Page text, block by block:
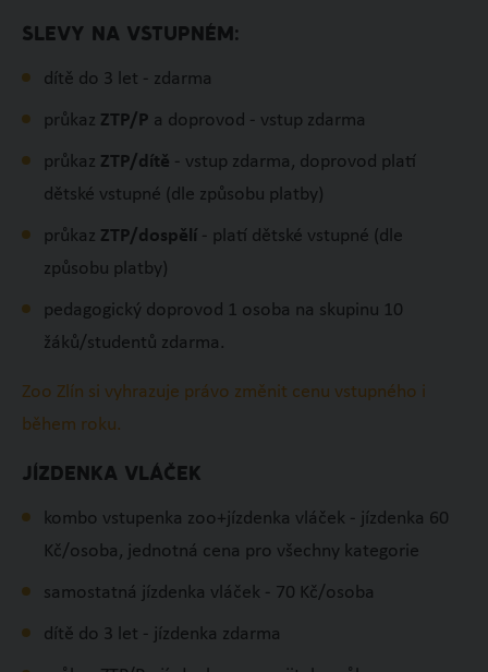
SLEVY NA VSTUPNÉM:
dítě do 3 let - zdarma
průkaz ZTP/P a doprovod - vstup zdarma
průkaz ZTP/dítě - vstup zdarma, doprovod platí
dětské vstupné (dle způsobu platby)
průkaz ZTP/dospělí- platí dětské vstupné (dle
způsobu platby)
pedagogický doprovod 1 osoba na skupinu 10
žáků/studentů zdarma.
Zoo Zlín si vyhrazuje právo změnit cenu vstupného i
během roku.
JÍZDENKA VLÁČEK
kombo vstupenka zoo+jízdenka vláček - jízdenka 60
Kč/osoba, jednotná cena pro všechny kategorie
samostatná jízdenka vláček - 70 Kč/osoba
dítě do 3 let - jízdenka zdarma